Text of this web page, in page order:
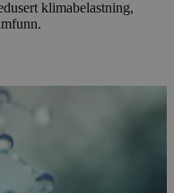
klimabelastning,